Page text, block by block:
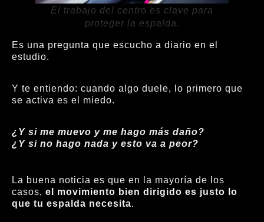
El trabajo del centro es clave para
proteger la espalda.
Es una pregunta que escucho a diario en el
estudio.
Y te entiendo: cuando algo duele, lo primero que
se activa es el miedo.
¿Y si me muevo y me hago más daño?
¿Y si no hago nada y esto va a peor?
La buena noticia es que en la mayoría de los
casos, el movimiento bien dirigido es justo lo
que tu espalda necesita.